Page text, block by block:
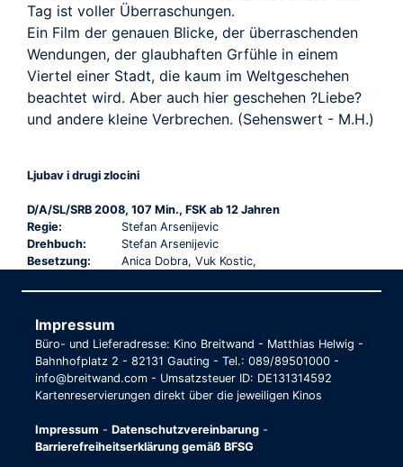
Tag ist voller Überraschungen.
Ein Film der genauen Blicke, der überraschenden
Wendungen, der glaubhaften Grfühle in einem
Viertel einer Stadt, die kaum im Weltgeschehen
beachtet wird. Aber auch hier geschehen ?Liebe?
und andere kleine Verbrechen. (Sehenswert - M.H.)
Ljubav i drugi zlocini
D/A/SL/SRB 2008, 107 Min., FSK ab 12 Jahren
Regie:
Stefan Arsenijevic
Drehbuch:
Stefan Arsenijevic
Besetzung:
Anica Dobra, Vuk Kostic,
Impressum
Büro- und Lieferadresse: Kino Breitwand - Matthias Helwig -
Bahnhofplatz 2 - 82131 Gauting - Tel.: 089/89501000 -
info@breitwand.com - Umsatzsteuer ID: DE131314592
Kartenreservierungen direkt über die jeweiligen Kinos
Impressum - Datenschutzvereinbarung -
Barrierefreiheitserklärung gemäß BFSG